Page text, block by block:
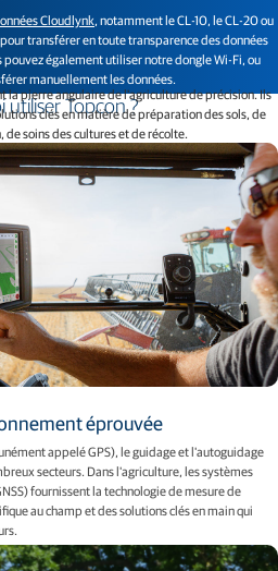
Cloudlynk, notamment le CL-10, le CL-20 ou
transférer en toute transparence des données
pouvez également utiliser notre dongle Wi-Fi, ou
manuellement les données.
utiliser Topcon ?
la pierre angulaire de l'agriculture de précision. Ils
clés en matière de préparation des sols, de
soins des cultures et de récolte.
éprouvée
appelé GPS), le guidage et l'autoguidage
secteurs. Dans l'agriculture, les systèmes
fournissent la technologie de mesure de
au champ et des solutions clés en main qui